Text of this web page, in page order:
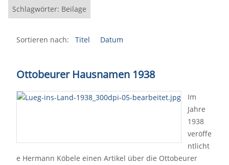
Schlagwörter: Beilage
Sortieren nach: Titel Datum
Ottobeurer Hausnamen 1938
Im
Jahre
1938
veröffe
ntlicht
e Hermann Köbele einen Artikel über die Ottobeurer